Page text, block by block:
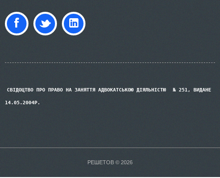
СВІДОЦТВО ПРО ПРАВО НА ЗАНЯТТЯ АДВОКАТСЬКОЮ ДІЯЛЬНІСТЮ № 251, ВИДАНЕ
14.05.2004Р.
РЕШЕТОВ © 2026